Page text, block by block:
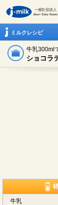
ミルクレシピ
牛乳300ml
ショコラ
牛乳